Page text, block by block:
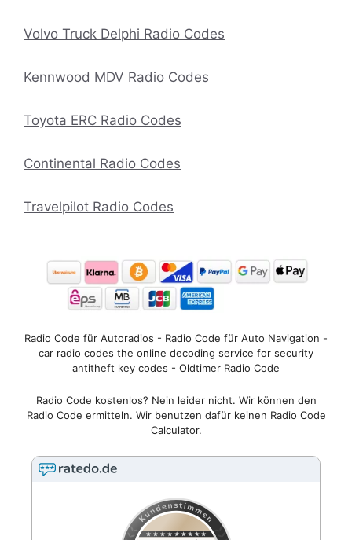
Volvo Truck Delphi Radio Codes
Kennwood MDV Radio Codes
Toyota ERC Radio Codes
Continental Radio Codes
Travelpilot Radio Codes
Radio Code für Autoradios - Radio Code für Auto Navigation -
car radio codes the online decoding service for security
antitheft key codes - Oldtimer Radio Code
Radio Code kostenlos? Nein leider nicht. Wir können den
Radio Code ermitteln. Wir benutzen dafür keinen Radio Code
Calculator.